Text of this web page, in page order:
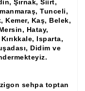
Şırnak, Siirt,
Tunceli,
Kemer, Kaş, Belek,
Hatay,
Isparta,
Didim ve
sehpa toptan